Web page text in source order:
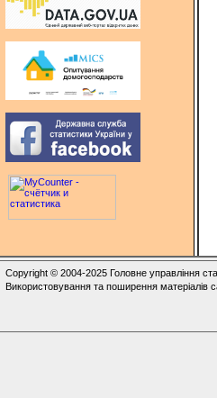
Copyright © 2004-2025 Головне управління
Використовування та поширення матеріалів